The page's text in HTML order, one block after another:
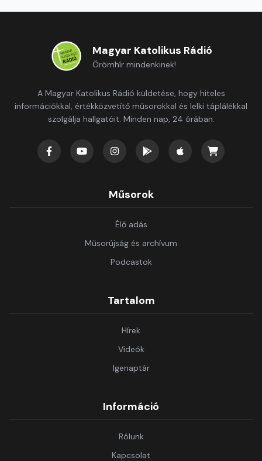
Magyar Katolikus Rádió
Örömhír mindenkinek!
A Magyar Katolikus Rádió küldetése, hogy hiteles
információkkal, értékközvetítő műsorokkal és lelki táplálékkal
szolgálja hallgatóit. Minden nap, 24 órában.
Műsorok
Élő adás
Műsorújság és archívum
Podcastok
Tartalom
Hírek
Videók
Igenaptár
Információ
Rólunk
Kapcsolat